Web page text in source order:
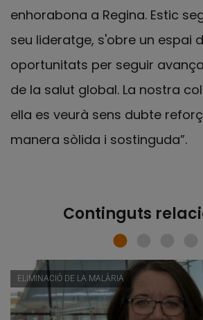
enhorabona a Regina. Estic
seu lideratge, s'obre un espai
oportunitats per seguir
de la salut global. La nostra
ella es veurà sens dubte
manera sòlida i sostinguda”.
Continguts
ELIMINACIÓ DE LA MALÀRIA